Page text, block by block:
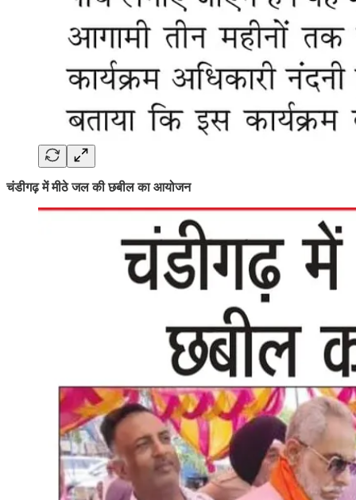
चंडीगढ़ में मीठे जल की छबील का आयोजन